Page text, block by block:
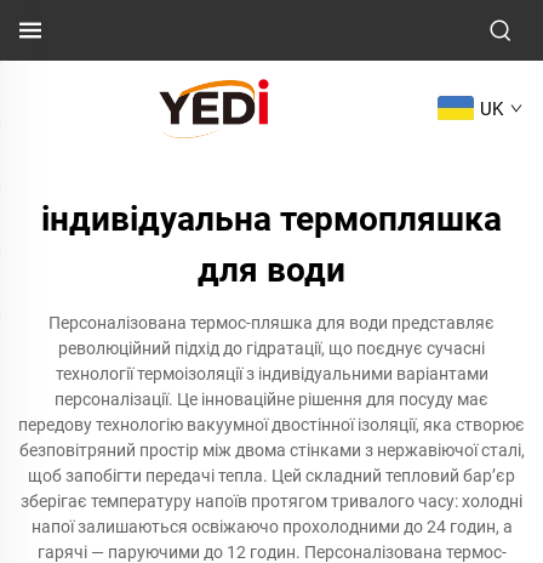
UK
індивідуальна термопляшка
для води
Персоналізована термос-пляшка для води представляє
революційний підхід до гідратації, що поєднує сучасні
технології термоізоляції з індивідуальними варіантами
персоналізації. Це інноваційне рішення для посуду має
передову технологію вакуумної двостінної ізоляції, яка створює
безповітряний простір між двома стінками з нержавіючої сталі,
щоб запобігти передачі тепла. Цей складний тепловий бар’єр
зберігає температуру напоїв протягом тривалого часу: холодні
напої залишаються освіжаючо прохолодними до 24 годин, а
гарячі — паруючими до 12 годин. Персоналізована термос-